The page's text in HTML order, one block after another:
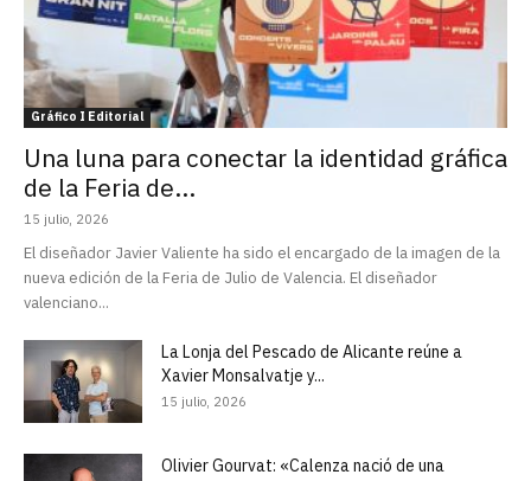
Gráfico I Editorial
Una luna para conectar la identidad gráfica
de la Feria de...
15 julio, 2026
El diseñador Javier Valiente ha sido el encargado de la imagen de la
nueva edición de la Feria de Julio de Valencia. El diseñador
valenciano...
La Lonja del Pescado de Alicante reúne a
Xavier Monsalvatje y...
15 julio, 2026
Olivier Gourvat: «Calenza nació de una